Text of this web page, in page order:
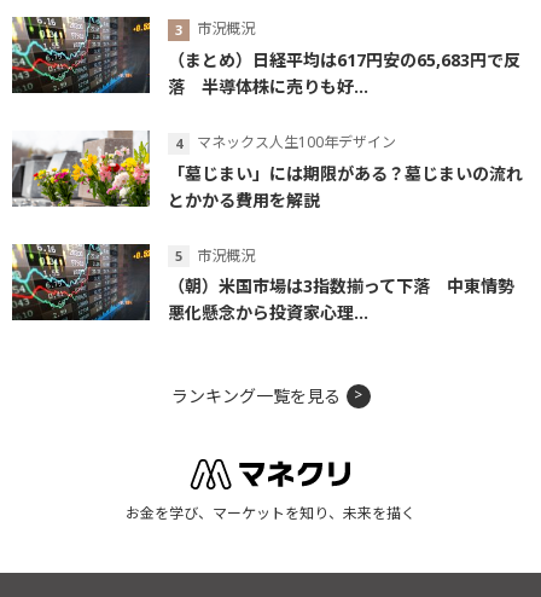
市況概況
（まとめ）日経平均は617円安の65,683円で反
落 半導体株に売りも好...
マネックス人生100年デザイン
「墓じまい」には期限がある？墓じまいの流れ
とかかる費用を解説
市況概況
（朝）米国市場は3指数揃って下落 中東情勢
悪化懸念から投資家心理...
ランキング一覧を見る
お金を学び、マーケットを知り、未来を描く